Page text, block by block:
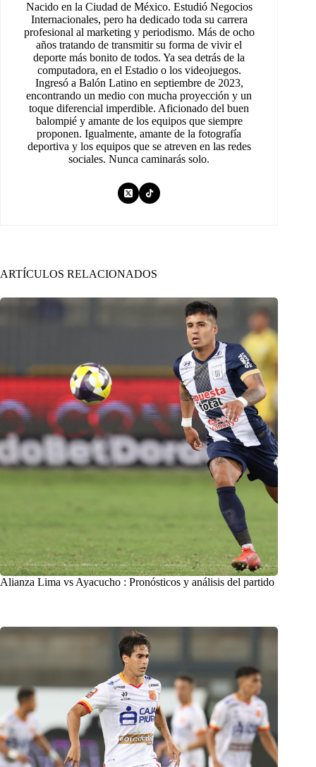
Nacido en la Ciudad de México. Estudió Negocios
Internacionales, pero ha dedicado toda su carrera
profesional al marketing y periodismo. Más de ocho
años tratando de transmitir su forma de vivir el
deporte más bonito de todos. Ya sea detrás de la
computadora, en el Estadio o los videojuegos.
Ingresó a Balón Latino en septiembre de 2023,
encontrando un medio con mucha proyección y un
toque diferencial imperdible. Aficionado del buen
balompié y amante de los equipos que siempre
proponen. Igualmente, amante de la fotografía
deportiva y los equipos que se atreven en las redes
sociales. Nunca caminarás solo.
ARTÍCULOS RELACIONADOS
Alianza Lima vs Ayacucho : Pronósticos y análisis del partido